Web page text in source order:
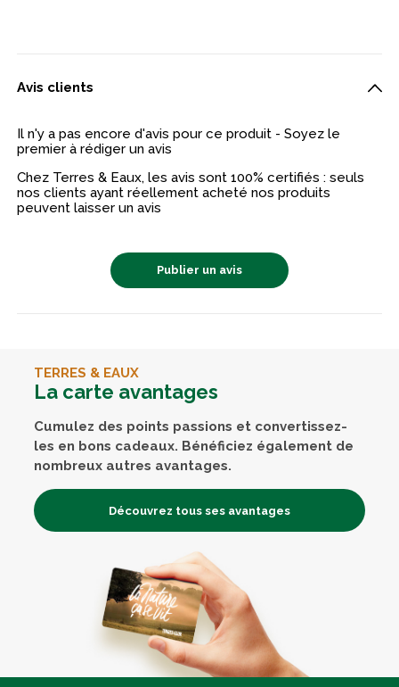
Avis clients
Il n'y a pas encore d'avis pour ce produit - Soyez le
premier à rédiger un avis
Chez Terres & Eaux, les avis sont 100% certifiés : seuls
nos clients ayant réellement acheté nos produits
peuvent laisser un avis
Publier un avis
TERRES & EAUX
La carte avantages
Cumulez des points passions et convertissez-
les en bons cadeaux. Bénéficiez également de
nombreux autres avantages.
Découvrez tous ses avantages